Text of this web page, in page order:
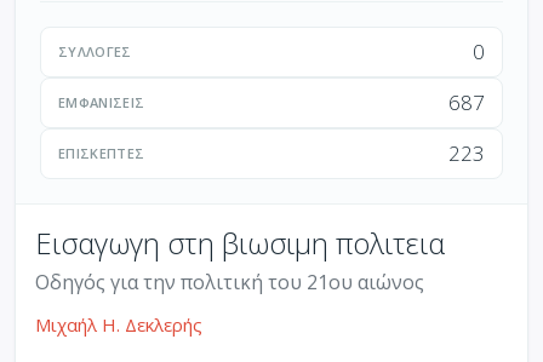
ΣΥΛΛΟΓΈΣ 0
ΕΜΦΑΝΊΣΕΙΣ 687
ΕΠΙΣΚΈΠΤΕΣ 223
Εισαγωγη στη βιωσιμη πολιτεια
Οδηγός για την πολιτική του 21ου αιώνος
Μιχαήλ Η. Δεκλερής